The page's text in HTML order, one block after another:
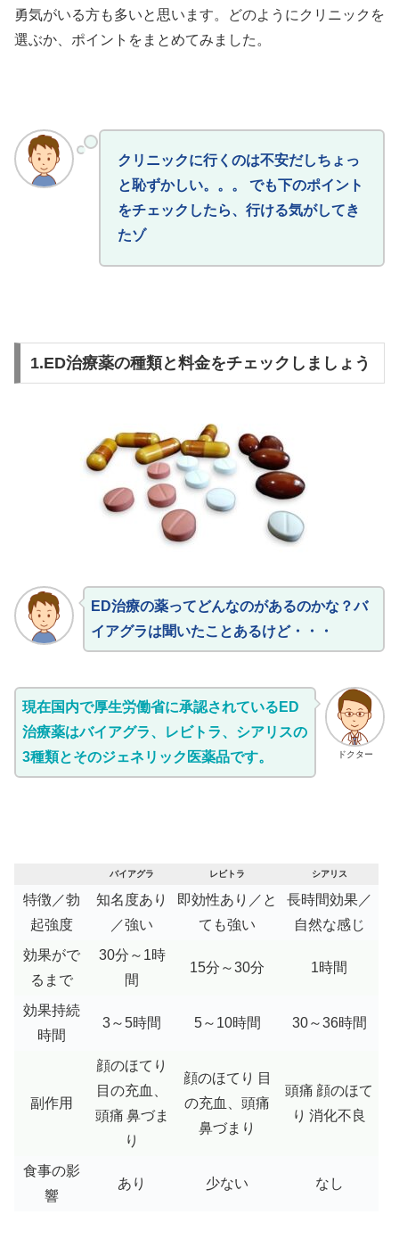
勇気がいる方も多いと思います。どのようにクリニックを
選ぶか、ポイントをまとめてみました。
クリニックに行くのは不安だしちょっ
と恥ずかしい。。。 でも下のポイント
をチェックしたら、行ける気がしてき
たゾ
1.ED治療薬の種類と料金をチェックしましょう
ED治療の薬ってどんなのがあるのかな？バ
イアグラは聞いたことあるけど・・・
ドクター
現在国内で厚生労働省に承認されているED
治療薬はバイアグラ、レビトラ、シアリスの
3種類とそのジェネリック医薬品です。
バイアグラ レビトラ シアリス
特徴／勃
起強度
知名度あり
／強い
即効性あり／と
ても強い
長時間効果／
自然な感じ
効果がで
るまで
30分～1時
間
15分～30分 1時間
効果持続
時間
3～5時間 5～10時間 30～36時間
副作用
顔のほてり
目の充血、
頭痛 鼻づま
り
顔のほてり 目
の充血、頭痛
鼻づまり
頭痛 顔のほて
り 消化不良
食事の影
響
あり 少ない なし